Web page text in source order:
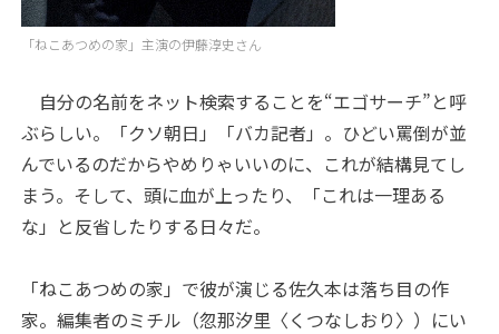
「ねこあつめの家」主演の伊藤淳史さん
自分の名前をネット検索することを“エゴサーチ”と呼
ぶらしい。「クソ朝日」「バカ記者」。ひどい罵倒が並
んでいるのだからやめりゃいいのに、これが結構見てし
まう。そして、頭に血が上ったり、「これは一理ある
な」と反省したりする日々だ。
「ねこあつめの家」で彼が演じる佐久本は落ち目の作
家。編集者のミチル（忽那汐里〈くつなしおり〉）にい